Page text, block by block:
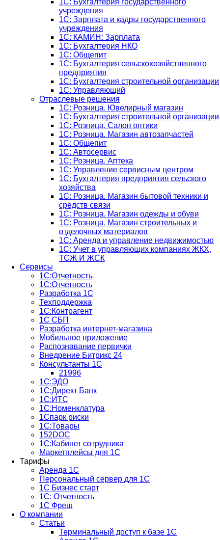
1C: Бухгалтерия государственного
учреждения
1C: Зарплата и кадры государственного
учреждения
1C: КАМИН: Зарплата
1C: Бухгалтерия НКО
1С: Общепит
1С: Бухгалтерия сельскохозяйст­венного
предприятия
1С: Бухгалтерия строительной организации
1С: Управляющий
Отраслевые решения
1С: Розница. Ювелирный магазин
1С: Бухгалтерия строительной организации
1С: Розница. Салон оптики
1С: Розница. Магазин автозапчастей
1C: Общепит
1С: Автосервис
1С: Розница. Аптека
1С: Управление сервисным центром
1С: Бухгалтерия предприятия сельского
хозяйства
1С: Розница. Магазин бытовой техники и
средств связи
1С: Розница. Магазин одежды и обуви
1С: Розница. Магазин строительных и
отделочных материалов
1С: Аренда и управление недвижимостью
1C: Учет в управляющих компаниях ЖКХ,
ТСЖ И ЖСК
Сервисы
1С:Отчетность
1С:Отчетность
Разработка 1С
Техподдержка
1С:Контрагент
1С СБП
Разработка интернет-магазина
Мобильное приложение
Распознавание первички
Внедрение Битрикс 24
Консультанты 1С
21996
1С:ЭДО
1С:Директ Банк
1С:ИТС
1С:Номенклатура
1Спарк риски
1С:Товары
152DOC
1С:Кабинет сотрудника
Маркетплейсы для 1С
Тарифы
Аренда 1С
Персональный сервер для 1С
1С Бизнес старт
1С: Отчетность
1C Фреш
О компании
Статьи
Терминальный доступ к базе 1С